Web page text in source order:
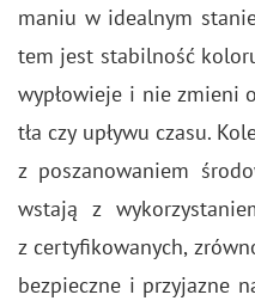
ma­niu w ide­al­nym
tem jest sta­bil­ność
wy­pło­wie­je i nie zmie­ni
tła czy upły­wu czasu.
z po­sza­no­wa­niem
wsta­ją z
z cer­ty­fi­ko­wa­nych,
bez­piecz­ne i przy­ja­zne